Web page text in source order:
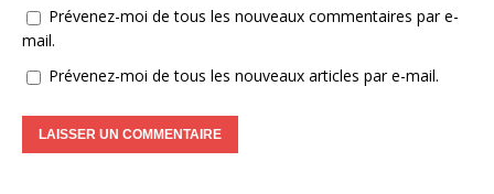
Prévenez-moi de tous les nouveaux commentaires par e-
mail.
Prévenez-moi de tous les nouveaux articles par e-mail.